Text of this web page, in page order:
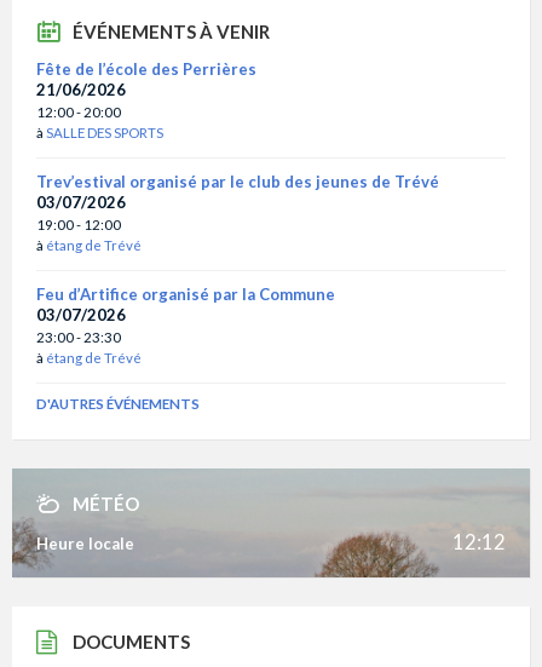
ÉVÉNEMENTS À VENIR
Fête de l’école des Perrières
21/06/2026
12:00 - 20:00
à SALLE DES SPORTS
Trev’estival organisé par le club des jeunes de Trévé
03/07/2026
19:00 - 12:00
à étang de Trévé
Feu d’Artifice organisé par la Commune
03/07/2026
23:00 - 23:30
à étang de Trévé
D'AUTRES ÉVÉNEMENTS
MÉTÉO
Heure locale 12:12
DOCUMENTS